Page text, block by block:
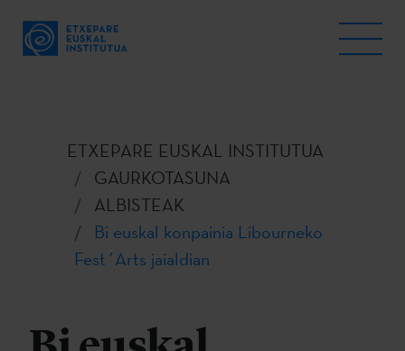
ETXEPARE EUSKAL INSTITUTUA
GAURKOTASUNA
ALBISTEAK
Bi euskal konpainia Libourneko
Fest´Arts jaialdian